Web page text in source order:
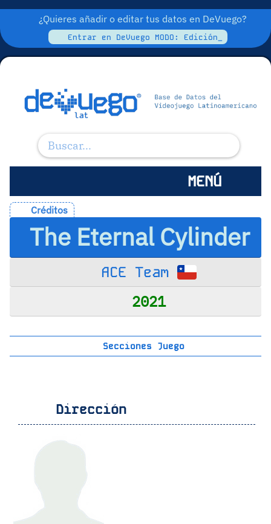
¿Quieres añadir o editar tus datos en DeVuego?
Entrar en DeVuego MODO: Edición_
MENÚ
Créditos
The Eternal Cylinder
ACE Team
2021
Secciones Juego
Dirección